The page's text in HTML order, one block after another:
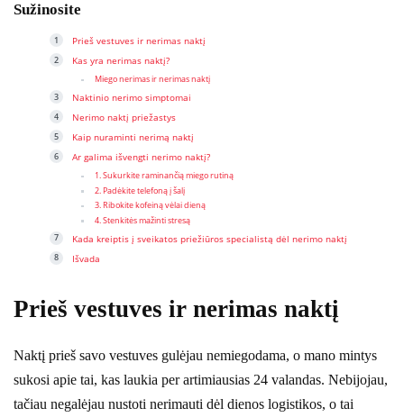
Sužinosite
Prieš vestuves ir nerimas naktį
Kas yra nerimas naktį?
Miego nerimas ir nerimas naktį
Naktinio nerimo simptomai
Nerimo naktį priežastys
Kaip nuraminti nerimą naktį
Ar galima išvengti nerimo naktį?
1. Sukurkite raminančią miego rutiną
2. Padėkite telefoną į šalį
3. Ribokite kofeiną vėlai dieną
4. Stenkitės mažinti stresą
Kada kreiptis į sveikatos priežiūros specialistą dėl nerimo naktį
Išvada
Prieš vestuves ir nerimas naktį
Naktį prieš savo vestuves gulėjau nemiegodama, o mano mintys
sukosi apie tai, kas laukia per artimiausias 24 valandas. Nebijojau,
tačiau negalėjau nustoti nerimauti dėl dienos logistikos, o tai